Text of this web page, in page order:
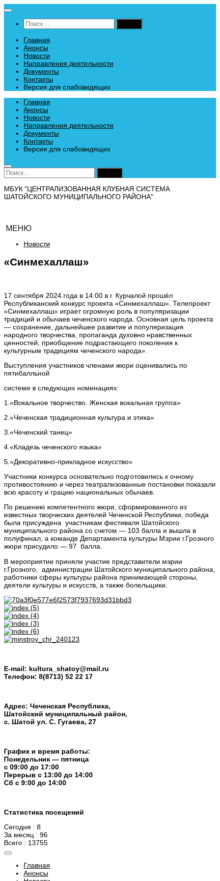
Перейти
содержимому
Найти:
Главная
Анонсы
Новости
Направления деятельности
Документы
Контакты
Версия для слабовидящих
Главная
Анонсы
Новости
Направления деятельности
Документы
Контакты
Версия для слабовидящих
Найти:
МБУК "ЦЕНТРАЛИЗОВАННАЯ КЛУБНАЯ СИСТЕМА
ШАТОЙСКОГО МУНИЦИПАЛЬНОГО РАЙОНА"
МЕНЮ
Новости
«Синмехаллаш»
17 сентября 2024 года в 14:00 в г. Курчалой прошёл
Республиканский конкурс проекта «Синмехаллаш». Телепроект
«Синмехаллаш» играет огромную роль в популяризации
традиций и обычаев чеченского народа. Основная цель проекта
— сохранение, дальнейшее развитие и популяризация
народного творчества, пропаганда духовно нравственных
ценностей, приобщение подрастающего поколения к
культурным традициям чеченского народа».
Выступления участников членами жюри оценивались по
пятибалльной
системе в следующих номинациях:
1.«Вокальное творчество. Женская вокальная группа»
2.«Чеченская традиционная культура и этика»
3.«Чеченский‌ танец»
4.«Кладезь чеченского языка»
5.«Декоративно-прикладное искусство»
Участники конкурса основательно подготовились к очному
противостоянию и через театрализованные постановки показали
всю красоту и грацию национальных обычаев.
По решению компетентного жюри, сформированного из
известных творческих деятелей Чеченской Республики, победа
была присуждена участникам фестиваля Шатойского
муниципального района со счетом — 103 балла и вышла в
полуфинал, а команде Департамента культуры Мэрии г.Грозного
жюри присудило — 97 балла.
В мероприятии приняли участие представители мэрии
г.Грозного, администрации Шатойского муниципального района,
работники сферы культуры района принимающей стороны,
деятели культуры и искусств, а также болельщики.
E-mail: kultura_shatoy@mail.ru
Телефон: 8(8713) 52 22 17
Адрес: Чеченская Республика,
Шатойский муниципальный район,
с. Шатой ул. С. Гугаева, 27
График и время работы:
Понедельник — пятница
с 09:00 до 17:00
Перерыв c 13:00 до 14:00
Cб с 9:00 до 14:00
Статистика посещений
Сегодня : 8
За месяц : 96
Всего : 13755
Главная
Анонсы